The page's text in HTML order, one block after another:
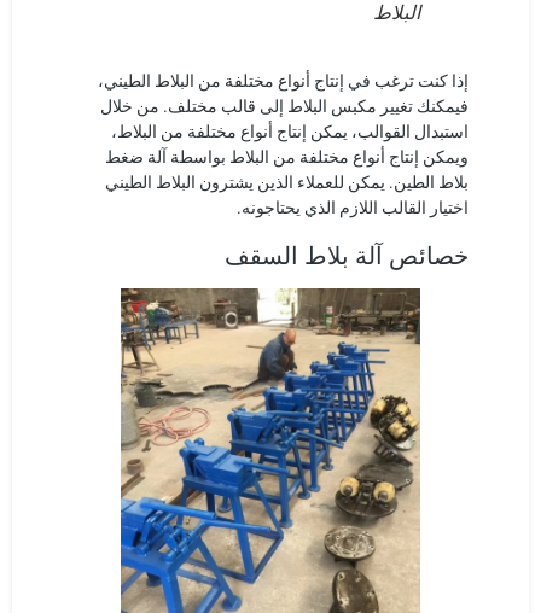
البلاط
إذا كنت ترغب في إنتاج أنواع مختلفة من البلاط الطيني،
فيمكنك تغيير مكبس البلاط إلى قالب مختلف. من خلال
استبدال القوالب، يمكن إنتاج أنواع مختلفة من البلاط،
ويمكن إنتاج أنواع مختلفة من البلاط بواسطة آلة ضغط
بلاط الطين. يمكن للعملاء الذين يشترون البلاط الطيني
اختيار القالب اللازم الذي يحتاجونه.
خصائص آلة بلاط السقف